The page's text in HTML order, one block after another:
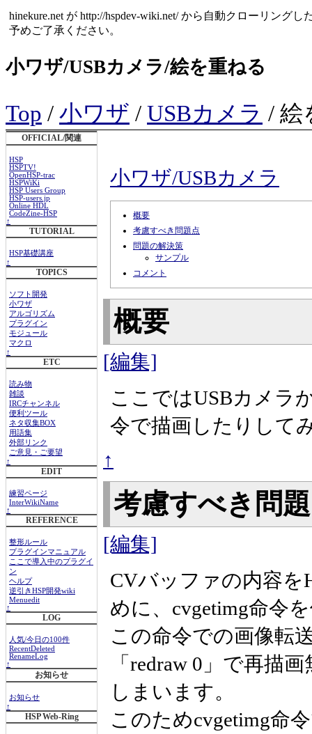
hinekure.net が http://hspdev-wiki.net/ から自動クローリング
予めご了承ください。
小ワザ/USBカメラ/絵を重ねる
Top / 小ワザ / USBカメラ / 絵
OFFICIAL/関連
HSP
HSPTV!
OpenHSP-trac
HSPWiKi
HSP Users Group
HSP-users.jp
Online HDL
CodeZine-HSP
↑
TUTORIAL
HSP基礎講座
↑
TOPICS
ソフト開発
小ワザ
アルゴリズム
プラグイン
モジュール
マクロ
↑
ETC
読み物
雑談
IRCチャンネル
便利ツール
ネタ収集BOX
用語集
外部リンク
ご意見・ご要望
↑
EDIT
練習ページ
InterWikiName
↑
REFERENCE
整形ルール
プラグインマニュアル
ここで導入中のプラグイ
ン
ヘルプ
逆引きHSP開発wiki
Menuedit
↑
LOG
人気/今日の100件
RecentDeleted
RenameLog
↑
お知らせ
お知らせ
↑
HSP Web-Ring
小ワザ/USBカメラ
概要
考慮すべき問題点
問題の解決策
サンプル
コメント
概要
[編集]
ここではUSBカメラ
令で描画したりして
↑
考慮すべき問
[編集]
CVバッファの内容を
めに、cvgetimg命令
この命令での画像転
「redraw 0」で再描
しまいます。
このためcvgetimg命